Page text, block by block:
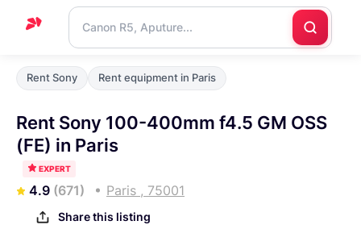
Home
Blog
Contact
Rent Sony Rent equipment in Paris
Rent Sony 100-400mm f4.5 GM OSS
(FE) in Paris
EXPERT
4.9 (671) Paris , 75001
Share this listing